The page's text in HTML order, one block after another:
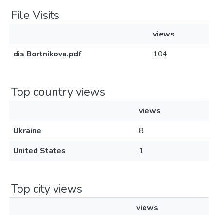
File Visits
views
dis Bortnikova.pdf
104
Top country views
views
Ukraine
8
United States
1
Top city views
views